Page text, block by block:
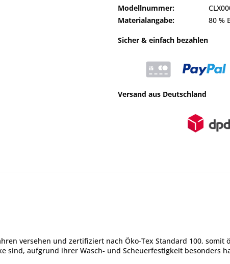
Modellnummer:
Materialangabe:
80 %
Sicher & einfach bezahlen
Versand aus Deutschland
versehen und zertifiziert nach Öko-Tex Standard 100, somit
sind, aufgrund ihrer Wasch- und Scheuerfestigkeit besonders